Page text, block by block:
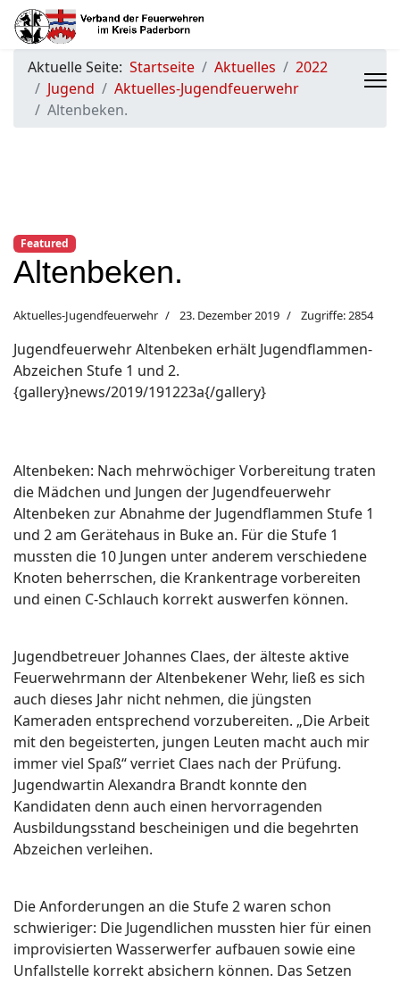
Aktuelle Seite: Startseite Aktuelles
2022
Jugend
Aktuelles-Jugendfeuerwehr
Altenbeken.
Featured
Altenbeken.
Aktuelles-Jugendfeuerwehr 23. Dezember 2019 Zugriffe: 2854
Jugendfeuerwehr Altenbeken erhält Jugendflammen-
Abzeichen Stufe 1 und 2.
{gallery}news/2019/191223a{/gallery}
Altenbeken: Nach mehrwöchiger Vorbereitung traten
die Mädchen und Jungen der Jugendfeuerwehr
Altenbeken zur Abnahme der Jugendflammen Stufe 1
und 2 am Gerätehaus in Buke an. Für die Stufe 1
mussten die 10 Jungen unter anderem verschiedene
Knoten beherrschen, die Krankentrage vorbereiten
und einen C-Schlauch korrekt auswerfen können.
Jugendbetreuer Johannes Claes, der älteste aktive
Feuerwehrmann der Altenbekener Wehr, ließ es sich
auch dieses Jahr nicht nehmen, die jüngsten
Kameraden entsprechend vorzubereiten. „Die Arbeit
mit den begeisterten, jungen Leuten macht auch mir
immer viel Spaß“ verriet Claes nach der Prüfung.
Jugendwartin Alexandra Brandt konnte den
Kandidaten denn auch einen hervorragenden
Ausbildungsstand bescheinigen und die begehrten
Abzeichen verleihen.
Die Anforderungen an die Stufe 2 waren schon
schwieriger: Die Jugendlichen mussten hier für einen
improvisierten Wasserwerfer aufbauen sowie eine
Unfallstelle korrekt absichern können. Das Setzen